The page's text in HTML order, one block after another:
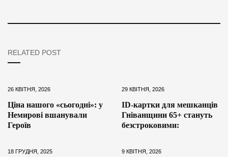
RELATED POST
26 КВІТНЯ, 2026
Ціна нашого «сьогодні»: у
Немирові вшанували
Героїв
29 КВІТНЯ, 2026
ID-картки для мешканців
Гніванщини 65+ стануть
безстроковими:
18 ГРУДНЯ, 2025 9 КВІТНЯ, 2026